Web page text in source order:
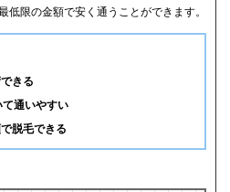
低限の金額で安く通うことができます。
きる
通いやすい
脱毛できる